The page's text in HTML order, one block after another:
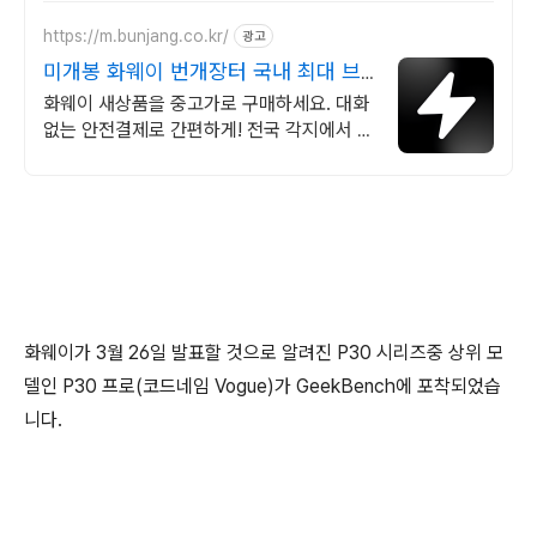
https://m.bunjang.co.kr/ 광고
미개봉 화웨이 번개장터 국내 최대 브
랜드 중고거래
화웨이 새상품을 중고가로 구매하세요. 대화
없는 안전결제로 간편하게! 전국 각지에서 올
화웨이가 3월 26일 발표할 것으로 알려진 P30 시리즈중 상위 모
델인 P30 프로(코드네임 Vogue)가 GeekBench에 포착되었습
니다.